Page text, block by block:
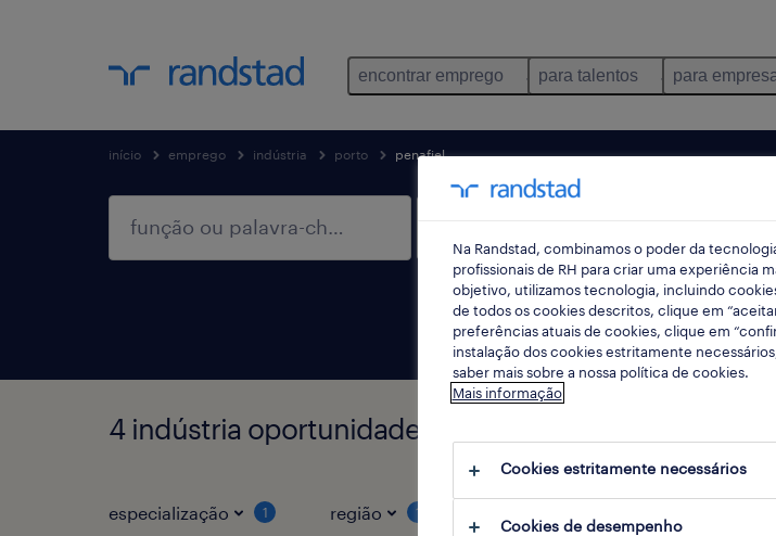
encontrar emprego para talentos para
início emprego indústria porto penafiel
4 indústria oportunidades em Penafiel, Porto
especialização 1 região 1
Na Randstad, combinamos o poder da
profissionais de RH para criar uma experiência
objetivo, utilizamos tecnologia, incluindo
de todos os cookies descritos, clique em
preferências atuais de cookies, clique em
instalação dos cookies estritamente
saber mais sobre a nossa política de cookies.
Mais informação
Cookies estritamente necessários
Cookies de desempenho